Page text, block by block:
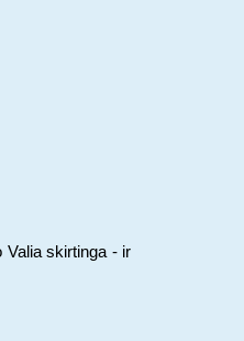
Valia skirtinga - ir